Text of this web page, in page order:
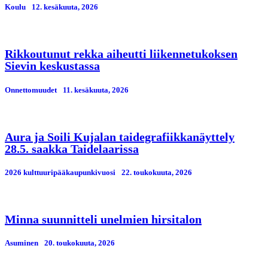
Koulu 12. kesäkuuta, 2026
Rikkoutunut rekka aiheutti liikennetukoksen
Sievin keskustassa
Onnettomuudet 11. kesäkuuta, 2026
Aura ja Soili Kujalan taidegrafiikkanäyttely
28.5. saakka Taidelaarissa
2026 kulttuuripääkaupunkivuosi 22. toukokuuta, 2026
Minna suunnitteli unelmien hirsitalon
Asuminen 20. toukokuuta, 2026